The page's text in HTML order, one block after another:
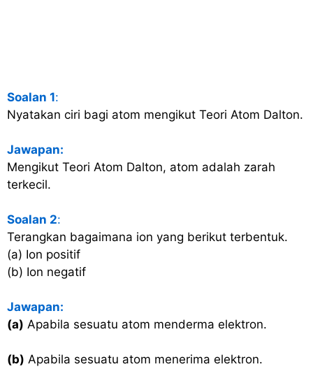
Soalan 1:
Nyatakan ciri bagi atom mengikut Teori Atom Dalton.
Jawapan:
Mengikut Teori Atom Dalton, atom adalah zarah
terkecil.
Soalan 2:
Terangkan bagaimana ion yang berikut terbentuk.
(a) Ion positif
(b) Ion negatif
Jawapan:
(a) Apabila sesuatu atom menderma elektron.
(b) Apabila sesuatu atom menerima elektron.